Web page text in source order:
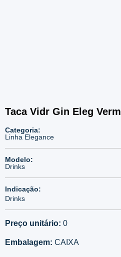
Taca Vidr Gin Eleg Verm
Categoria:
Linha Elegance
Modelo:
Drinks
Indicação:
Drinks
Preço unitário: 0
Embalagem: CAIXA